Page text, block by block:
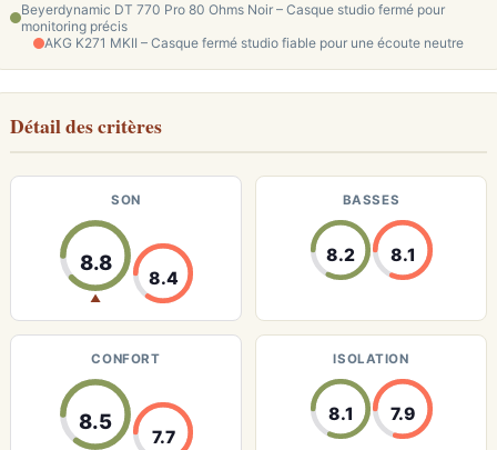
Beyerdynamic DT 770 Pro 80 Ohms Noir – Casque studio fermé pour
monitoring précis
AKG K271 MKII – Casque fermé studio fiable pour une écoute neutre
Détail des critères
SON
8.8
▲
8.4
BASSES
8.2 8.1
CONFORT
8.5
7.7
ISOLATION
8.1 7.9